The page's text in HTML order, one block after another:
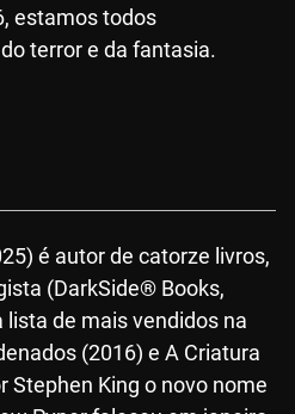
estamos todos
terror e da fantasia.
é autor de catorze livros,
(DarkSide® Books,
de mais vendidos na
(2016) e A Criatura
Stephen King o novo nome